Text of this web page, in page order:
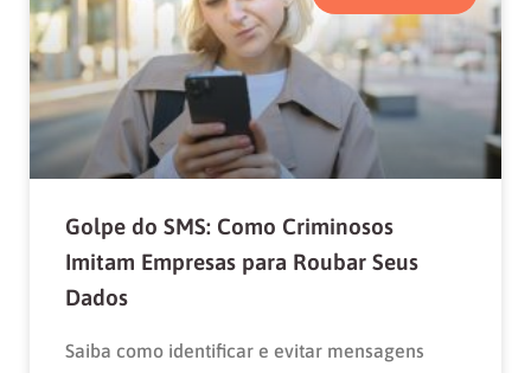
Golpe do SMS: Como Criminosos
Imitam Empresas para Roubar Seus
Dados
Saiba como identificar e evitar mensagens